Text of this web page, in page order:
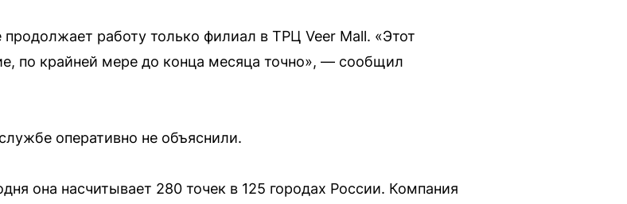
работу только филиал в ТРЦ Veer Mall. «Этот
по крайней мере до конца месяца точно», — сообщил
оперативно не объяснили.
она насчитывает 280 точек в 125 городах России. Компания